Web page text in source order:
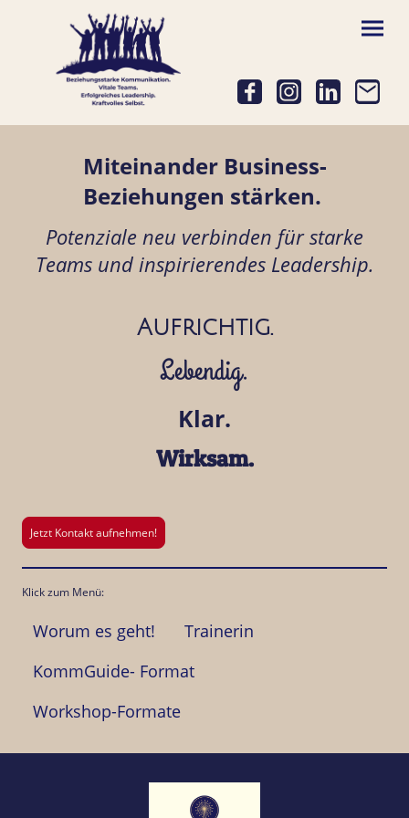
Miteinander Business-
Beziehungen stärken.
Potenziale neu verbinden für starke
Teams und inspirierendes Leadership.
Aufrichtig.
Lebendig.
Klar.
Wirksam.
Jetzt Kontakt aufnehmen!
Klick zum Menü:
Worum es geht!
Trainerin
KommGuide- Format
Workshop-Formate